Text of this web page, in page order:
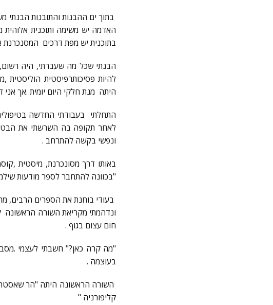
בתוך ים ההבנות והתובנות
האדמה יש משימה ותוכנית
בתוכנית יש מפת דרכים המסנכרנת
הבנתי שכל מה שעברתי, היה רשום,
להיות פסיכותרפיסטית
היתה מנת חלקי היום יומית .אך
התחלתי בעבודתי החדשה
לאחר תקופה בה השרשתי את
ונפשי בקשה להתרחב .
"בכוונה להתחבר לספר מודעות
בעודי בוחנת את הספרים הרבים,
ונדהמתי מקריאת השורה הראשונה
חום עצום בגוף .
"מה קרה כאן?" חשבתי לעצמי
בעוצמה .
השורה הראשונה היתה "הר
קליפורניה "